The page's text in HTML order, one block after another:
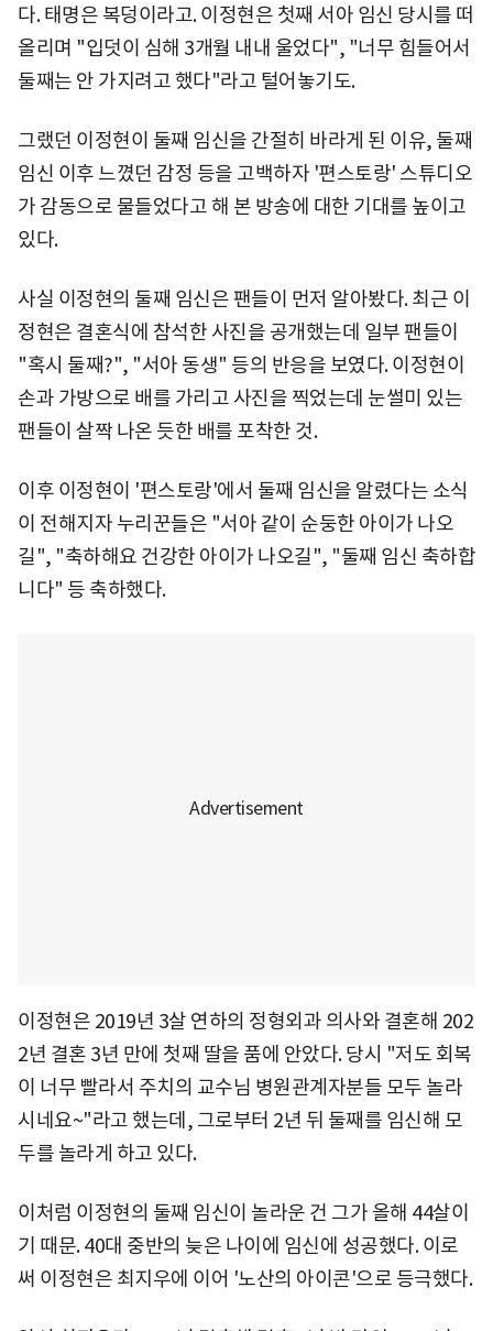
다. 태명은 복덩이라고. 이정현은 첫째 서아 임신 당시를 떠
올리며 "입덧이 심해 3개월 내내 울었다", "너무 힘들어서
둘째는 안 가지려고 했다"라고 털어놓기도.
그랬던 이정현이 둘째 임신을 간절히 바라게 된 이유, 둘째
임신 이후 느꼈던 감정 등을 고백하자 '편스토랑' 스튜디오
가 감동으로 물들었다고 해 본 방송에 대한 기대를 높이고
있다.
사실 이정현의 둘째 임신은 팬들이 먼저 알아봤다. 최근 이
정현은 결혼식에 참석한 사진을 공개했는데 일부 팬들이
"혹시 둘째?", "서아 동생" 등의 반응을 보였다. 이정현이
손과 가방으로 배를 가리고 사진을 찍었는데 눈썰미 있는
팬들이 살짝 나온 듯한 배를 포착한 것.
이후 이정현이 '편스토랑'에서 둘째 임신을 알렸다는 소식
이 전해지자 누리꾼들은 "서아 같이 순둥한 아이가 나오
길", "축하해요 건강한 아이가 나오길", "둘째 임신 축하합
니다" 등 축하했다.
이정현은 2019년 3살 연하의 정형외과 의사와 결혼해 202
2년 결혼 3년 만에 첫째 딸을 품에 안았다. 당시 "저도 회복
이 너무 빨라서 주치의 교수님 병원관계자분들 모두 놀라
시네요~"라고 했는데, 그로부터 2년 뒤 둘째를 임신해 모
두를 놀라게 하고 있다.
이처럼 이정현의 둘째 임신이 놀라운 건 그가 올해 44살이
기 때문. 40대 중반의 늦은 나이에 임신에 성공했다. 이로
써 이정현은 최지우에 이어 '노산의 아이콘'으로 등극했다.